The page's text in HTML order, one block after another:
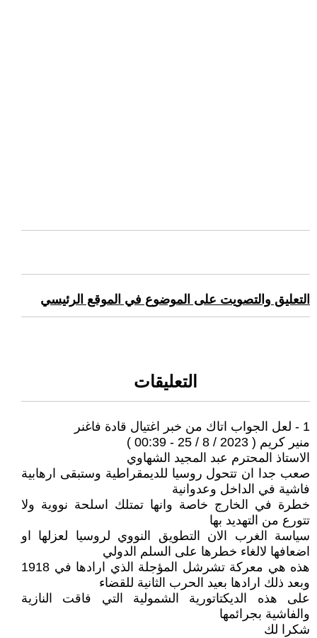
التعليق والتصويت على الموضوع في الموقع الرئيسي
التعليقات
1 - لعل الجواب اتاك من خبر اغتيال قادة فاغنر
منير كريم ( 2023 / 8 / 25 - 00:39 )
الاستاذ المحترم عبد المجيد الشهاوي
صعب جدا ان تتحول روسيا للديمقراطية وستبقى ارهابية
فاشية في الداخل وعدوانية
خطرة في الخارج خاصة وانها تمتلك اسلحة نووية ولا
تتورع من التهديد بها
سياسة الغرب الان التطويق النووي لروسيا لعزلها او
اضعافها لالغاء خطرها على السلم الدولي
هذه هي معركة تشرشل المؤجلة الذي ارادها في 1918
وبعد ذلك ارادها بعيد الحرب الثانية للقضاء
على هذه الديكتاتورية الشمولية التي فاقت النازية
والفاشية بجرائمها
شكرا لك